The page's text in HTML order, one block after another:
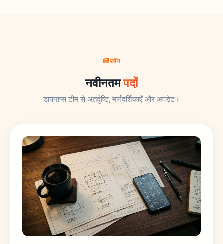
ब्लॉग
नवीनतमपदों
डायनाप्स टीम से अंतर्दृष्टि, मार्गदर्शिकाएँ और अपडेट।